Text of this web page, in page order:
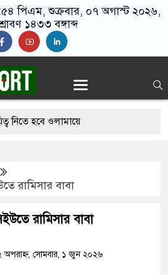
পিএম, শুক্রবার, ০৭ অগাস্ট
শ্রাবণ ১৪৩৩ বঙ্গাব্দ
হবে ওলামায়ে
শুভেন্দু বলছেন-
রামিসার বাবা
রামিসার বাবা
সোমবার, ১ জুন ২০২৬